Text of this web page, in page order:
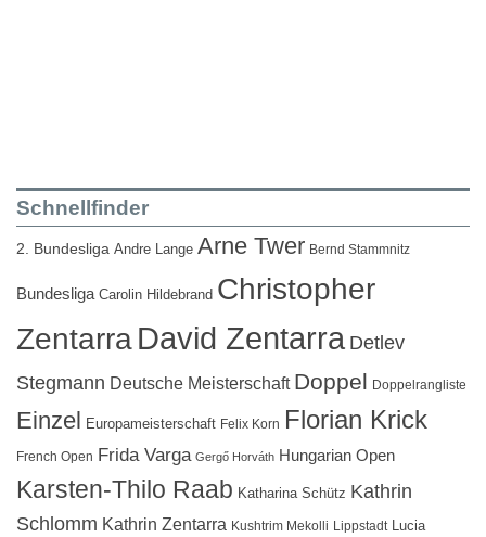
Schnellfinder
2. Bundesliga Andre Lange Arne Twer Bernd Stammnitz
Bundesliga Carolin Hildebrand Christopher
ZentarraDavid Zentarra Detlev
Stegmann Deutsche Meisterschaft Doppel Doppelrangliste
Einzel Europameisterschaft Felix Korn Florian Krick
French Open Frida Varga Gergő Horváth Hungarian Open
Karsten-Thilo Raab Katharina Schütz Kathrin
Schlomm Kathrin Zentarra Kushtrim Mekolli Lippstadt Lucia